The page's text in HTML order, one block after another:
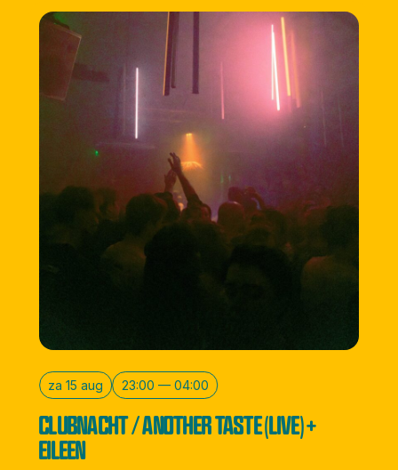
za 15 aug 23:00 — 04:00
CLUBNACHT / ANOTHER TASTE (LIVE) +
EILEEN